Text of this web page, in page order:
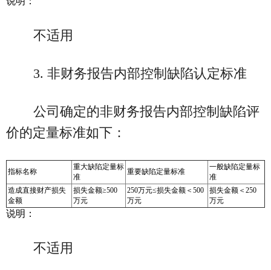
不适用
3. 非财务报告内部控制缺陷认定标准
公司确定的非财务报告内部控制缺陷评
价的定量标准如下：
指标名称
重大缺陷定量标
准
重要缺陷定量标准
一般缺陷定量标
准
造成直接财产损失
金额
损失金额≥500
万元
250万元≤损失金额＜500
万元
损失金额＜250
万元
说明：
不适用